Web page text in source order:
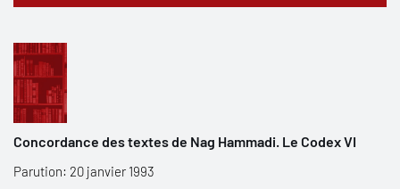
Concordance des textes de Nag Hammadi. Le Codex VI
Parution: 20 janvier 1993